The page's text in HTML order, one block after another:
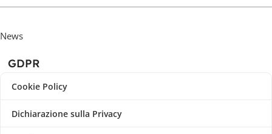
News
GDPR
Cookie Policy
Dichiarazione sulla Privacy